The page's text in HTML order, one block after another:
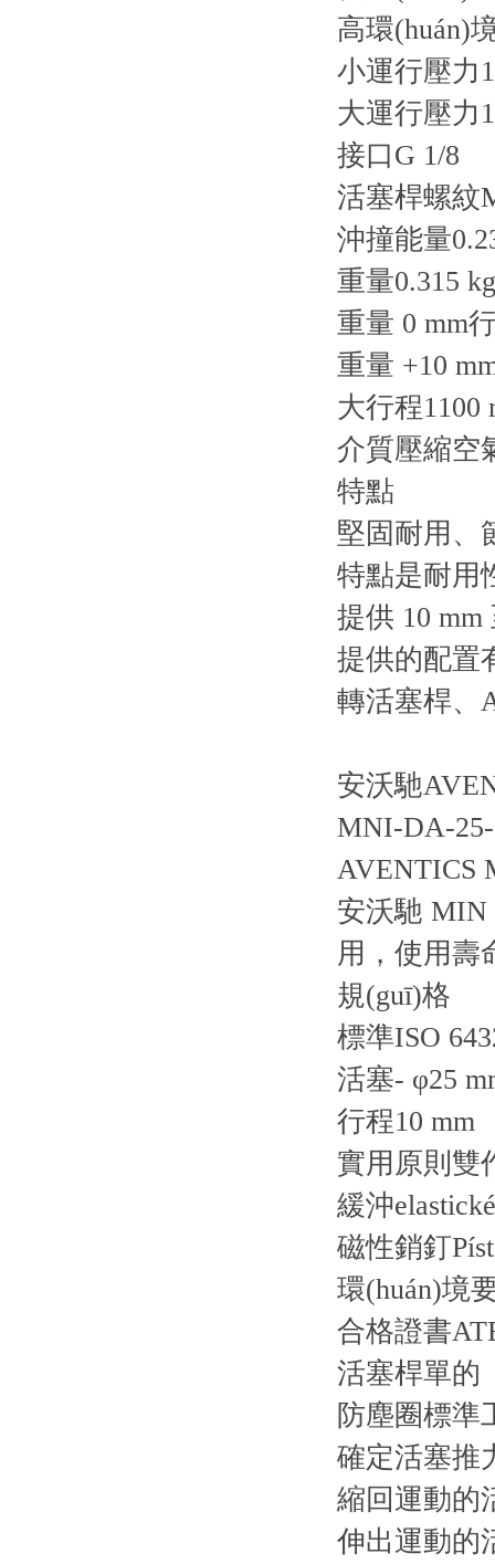
高環(huán)
小運行壓力
大運行壓力
接口G 1/8
活塞桿螺紋
沖撞能量
重量0.315 kg
重量 0 mm
重量 +10
大行程1100
介質壓縮空
特點
堅固耐用、
特點是耐用
提供 10 mm
提供的配置
轉活塞桿、
安沃馳
MNI-DA-25-
AVENTICS
安沃馳 MIN
用，使用壽
規(guī)格
標準ISO
活塞- φ25
行程10 mm
實用原則雙
緩沖
磁性銷釘
環(huán)境
合格證書
活塞桿單的
防塵圈標準
確定活塞推
縮回運動的
伸出運動的